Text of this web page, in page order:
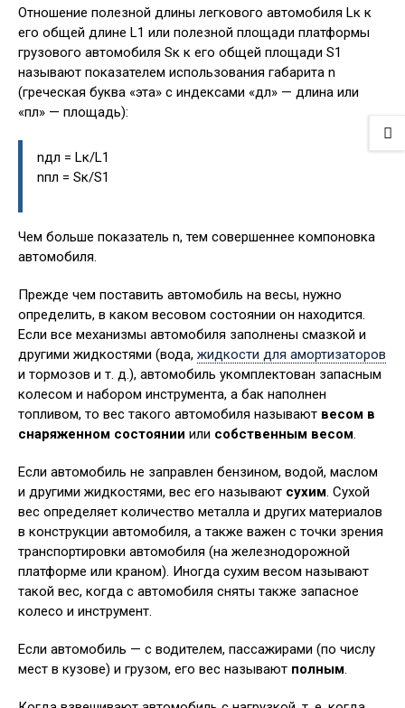
Отношение полезной длины легкового автомобиля Lк к
его общей длине L1 или полезной площади платформы
грузового автомобиля Sк к его общей площади S1
называют показателем использования габарита n
(греческая буква «эта» с индексами «дл» — длина или
«пл» — площадь):
nдл = Lк/L1
nпл = Sк/S1
Чем больше показатель n, тем совершеннее компоновка
автомобиля.
Прежде чем поставить автомобиль на весы, нужно
определить, в каком весовом состоянии он находится.
Если все механизмы автомобиля заполнены смазкой и
другими жидкостями (вода, жидкости для амортизаторов
и тормозов и т. д.), автомобиль укомплектован запасным
колесом и набором инструмента, а бак наполнен
топливом, то вес такого автомобиля называют весом в
снаряженном состоянии или собственным весом.
Если автомобиль не заправлен бензином, водой, маслом
и другими жидкостями, вес его называют сухим. Сухой
вес определяет количество металла и других материалов
в конструкции автомобиля, а также важен с точки зрения
транспортировки автомобиля (на железнодорожной
платформе или краном). Иногда сухим весом называют
такой вес, когда с автомобиля сняты также запасное
колесо и инструмент.
Если автомобиль — с водителем, пассажирами (по числу
мест в кузове) и грузом, его вес называют полным.